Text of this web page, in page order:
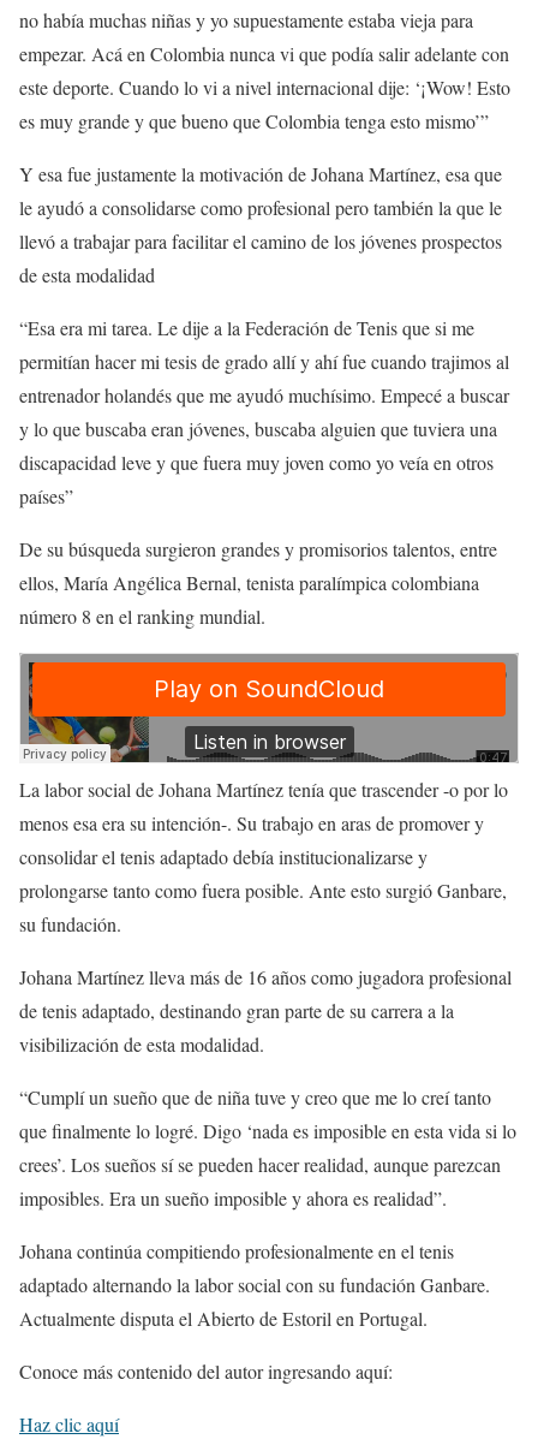
no había muchas niñas y yo supuestamente estaba vieja para
empezar. Acá en Colombia nunca vi que podía salir adelante con
este deporte. Cuando lo vi a nivel internacional dije: ‘¡Wow! Esto
es muy grande y que bueno que Colombia tenga esto mismo’”
Y esa fue justamente la motivación de Johana Martínez, esa que
le ayudó a consolidarse como profesional pero también la que le
llevó a trabajar para facilitar el camino de los jóvenes prospectos
de esta modalidad
“Esa era mi tarea. Le dije a la Federación de Tenis que si me
permitían hacer mi tesis de grado allí y ahí fue cuando trajimos al
entrenador holandés que me ayudó muchísimo. Empecé a buscar
y lo que buscaba eran jóvenes, buscaba alguien que tuviera una
discapacidad leve y que fuera muy joven como yo veía en otros
países”
De su búsqueda surgieron grandes y promisorios talentos, entre
ellos, María Angélica Bernal, tenista paralímpica colombiana
número 8 en el ranking mundial.
La labor social de Johana Martínez tenía que trascender -o por lo
menos esa era su intención-. Su trabajo en aras de promover y
consolidar el tenis adaptado debía institucionalizarse y
prolongarse tanto como fuera posible. Ante esto surgió Ganbare,
su fundación.
Johana Martínez lleva más de 16 años como jugadora profesional
de tenis adaptado, destinando gran parte de su carrera a la
visibilización de esta modalidad.
“Cumplí un sueño que de niña tuve y creo que me lo creí tanto
que finalmente lo logré. Digo ‘nada es imposible en esta vida si lo
crees’. Los sueños sí se pueden hacer realidad, aunque parezcan
imposibles. Era un sueño imposible y ahora es realidad”.
Johana continúa compitiendo profesionalmente en el tenis
adaptado alternando la labor social con su fundación Ganbare.
Actualmente disputa el Abierto de Estoril en Portugal.
Conoce más contenido del autor ingresando aquí:
Haz clic aquí